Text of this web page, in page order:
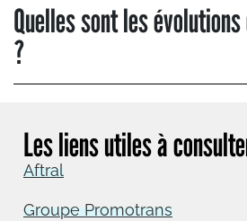
Quelles sont les
?
Les liens utiles à
Aftral
Groupe Promotrans